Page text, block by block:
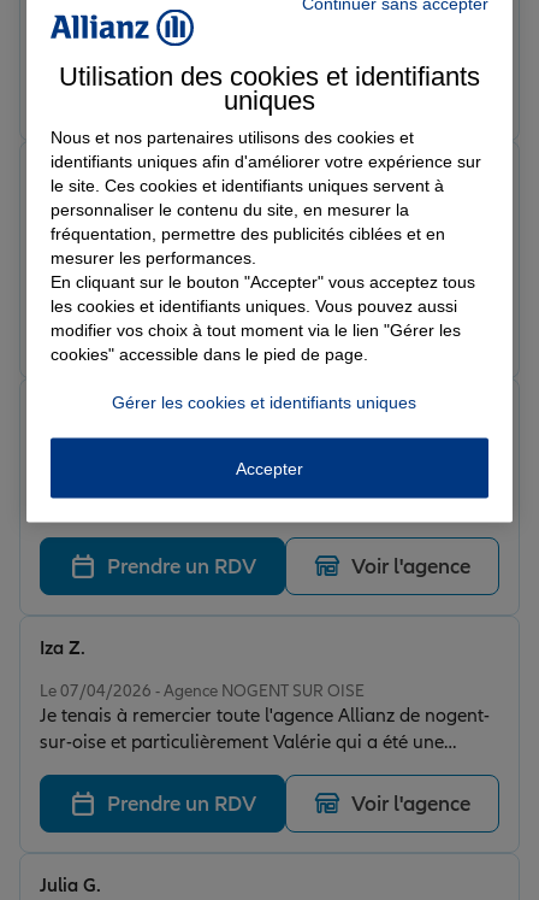
des professionnels qui sont toujours là pour
informations . Contrat d'assurance , Qualité /Prix . Je
n'hésiterai pas la prochaine fois.
Prendre un RDV Voir l'agence
Note de 5 sur 5
Le 17/05/2026 - Agence NOGENT SUR OISE
Je recommande vivement cette conseillère en
assurance, qui a été d’une grande aide pour la
souscription de mon contrat.Très professionnelle,
gentille et à l’écoute, elle a pris le temps de bien
m’expliquer chaque détail et de répondre à toutes mes
cherche vraiment la meilleure solution pour ses clients,
accompagnement de qualité !
Frankie
Prendre un RDV Voir l'agence
Oui Très professionnel à l’écoute, et répond
parfaitement à nos attentes Et personne très aimable
Valérie Dubois
Raphaël F.
Prendre un RDV Voir l'agence
Le 07/04/2026 - Agence NOGENT SUR OISE
Je tenais à remercier toute l'agence Allianz de nogent-
sur-oise et particulièrement Valérie qui a été une
conseillère en "OR" pour tous ses conseils, sa
bienveillance, son accueil et sa gentillesse!!! Je
recommande sans hésitation et les yeux fermés cette
assurance pour être bien assuré en toute confiance et
toute sérénité !! Merci à vous tous pour tout !!
Iza Z.
Prendre un RDV Voir l'agence
Julia G.
Utilisation des cookies et identifiants
uniques
Nous et nos partenaires utilisons des cookies et
identifiants uniques afin d'améliorer votre expérience sur
le site. Ces cookies et identifiants uniques servent à
personnaliser le contenu du site, en mesurer la
fréquentation, permettre des publicités ciblées et en
mesurer les performances.
En cliquant sur le bouton "Accepter" vous acceptez tous
les cookies et identifiants uniques. Vous pouvez aussi
modifier vos choix à tout moment via le lien "Gérer les
cookies" accessible dans le pied de page.
Gérer les cookies et identifiants uniques
Accepter